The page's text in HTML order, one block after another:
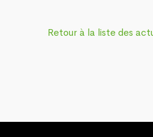
Retour à la liste des